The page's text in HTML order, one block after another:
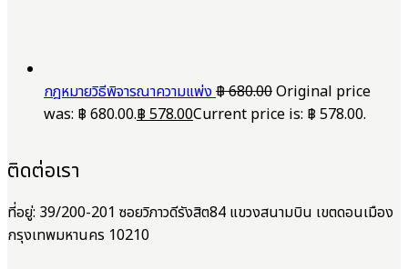
กฎหมายวิธีพิจารณาความแพ่ง฿680.00Original price
was: ฿ 680.00.฿578.00Current price is: ฿ 578.00.
ติดต่อเรา
ที่อยู่: 39/200-201 ซอยวิภาวดีรังสิต84 แขวงสนามบิน เขตดอนเมือง
กรุงเทพมหานคร 10210